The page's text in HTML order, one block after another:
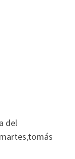
del
,tomás